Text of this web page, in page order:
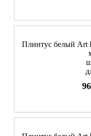
Плинтус белый Art